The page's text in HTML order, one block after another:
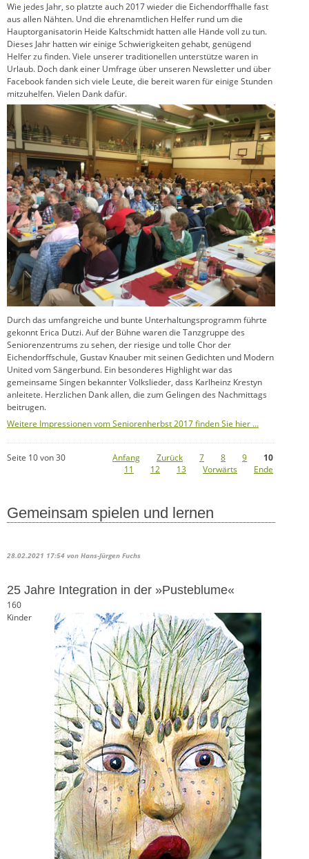
Wie jedes Jahr, so platzte auch 2017 wieder die Eichendorffhalle fast
aus allen Nähten. Und die ehrenamtlichen Helfer rund um die
Hauptorganisatorin Heide Kaltschmidt hatten alle Hände voll zu tun.
Dieses Jahr hatten wir einige Schwierigkeiten gehabt, genügend
Helfer zu finden. Viele unserer traditionellen unterstütze waren in
Urlaub. Doch dank einer Umfrage über unseren Newsletter und über
Facebook fanden sich viele Leute, die bereit waren für einige Stunden
mitzuhelfen. Vielen Dank dafür.
Durch das umfangreiche und bunte Unterhaltungsprogramm führte
gekonnt Erica Dutzi. Auf der Bühne waren die Tanzgruppe des
Seniorenzentrums zu sehen, der riesige und tolle Chor der
Eichendorffschule, Gustav Knauber mit seinen Gedichten und Modern
United vom Sängerbund. Ein besonderes Highlight war das
gemeinsame Singen bekannter Volkslieder, dass Karlheinz Krestyn
anleitete. Herzlichen Dank allen, die zum Gelingen des Nachmittags
beitrugen.
Weitere Impressionen vom Seniorenherbst 2017 finden Sie hier …
Seite 10 von 30 Anfang Zurück 7 8 9
10
11
12 13 Vorwärts Ende
Gemeinsam spielen und lernen
28.02.2021 17:54 von Hans-Jürgen Fuchs
25 Jahre Integration in der »Pusteblume«
160
Kinder